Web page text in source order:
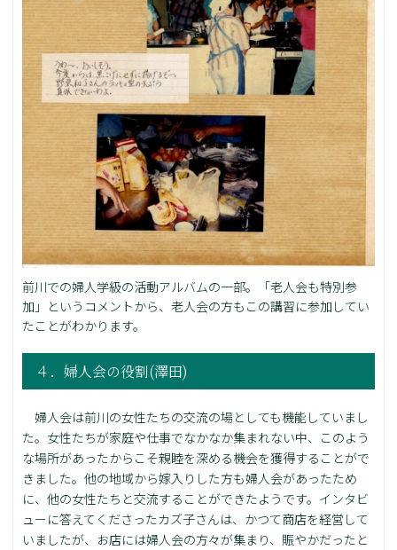
前川での婦人学級の活動アルバムの一部。「老人会も特別参
加」というコメントから、老人会の方もこの講習に参加してい
たことがわかります。
４．婦人会の役割(澤田)
婦人会は前川の女性たちの交流の場としても機能していまし
た。女性たちが家庭や仕事でなかなか集まれない中、このよう
な場所があったからこそ親睦を深める機会を獲得することがで
きました。他の地域から嫁入りした方も婦人会があったため
に、他の女性たちと交流することができたようです。インタビ
ューに答えてくださったカズ子さんは、かつて商店を経営して
いましたが、お店には婦人会の方々が集まり、賑やかだったと